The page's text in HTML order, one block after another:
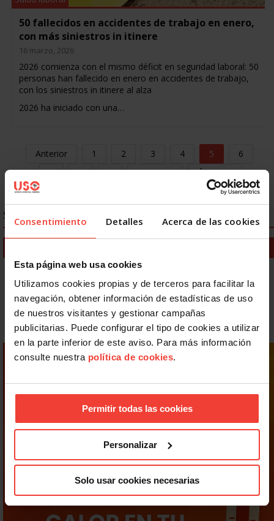
Consentimiento Detalles Acerca de las cookies
Esta página web usa cookies
Utilizamos cookies propias y de terceros para facilitar la
navegación, obtener información de estadísticas de uso
de nuestros visitantes y gestionar campañas
publicitarias. Puede configurar el tipo de cookies a utilizar
en la parte inferior de este aviso. Para más información
consulte nuestra política de cookies.
Permitir todas las cookies
Personalizar
Solo usar cookies necesarias
50 fallecidos en accidentes de trabajo en enero,
con más siniestros in itinere
16 marzo, 2026
2026 comienza con el mismo déficit en seguridad laboral: 50
personas han fallecido en enero en accidentes de trabajo,
con los siniestros in itinere al alza
2026 ha iniciado con una…
Anterior 1 2 3 4 5
6
7
8 9 Siguiente Último »
SALUD LABORAL
Guía de Prevención de Riesgos Laborales
Documentos de Salud Laboral
Consultas